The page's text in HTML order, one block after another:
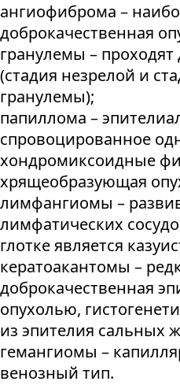
ангиофиброма –
доброкачественная
гранулемы – проходят
(стадия незрелой и
гранулемы);
папиллома –
спровоцированное
хондромиксоидные
хрящеобразующая
лимфангиомы –
лимфатических
глотке является
кератоакантомы –
доброкачественная
опухолью,
из эпителия сальных
гемангиомы –
венозный тип.